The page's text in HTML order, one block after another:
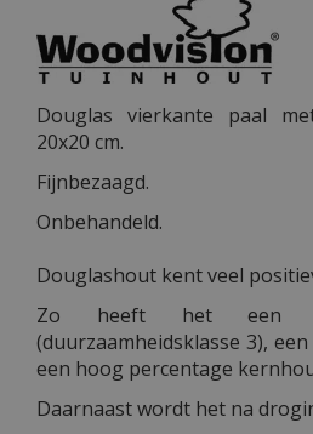
Douglas vierkante paal
20x20 cm.
Fijnbezaagd.
Onbehandeld.
Douglashout kent veel
Zo heeft het een
(duurzaamheidsklasse 3),
een hoog percentage
Daarnaast wordt het na